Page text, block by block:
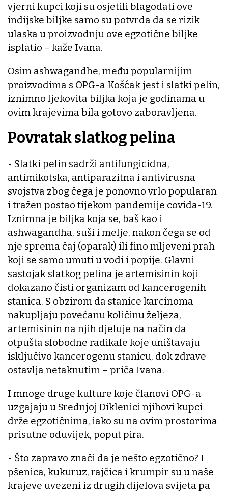
vjerni kupci koji su osjetili blagodati ove
indijske biljke samo su potvrda da se rizik
ulaska u proizvodnju ove egzotične biljke
isplatio – kaže Ivana.
Osim ashwagandhe, među popularnijim
proizvodima s OPG-a Košćak jest i slatki pelin,
iznimno ljekovita biljka koja je godinama u
ovim krajevima bila gotovo zaboravljena.
Povratak slatkog pelina
- Slatki pelin sadrži antifungicidna,
antimikotska, antiparazitna i antivirusna
svojstva zbog čega je ponovno vrlo popularan
i tražen postao tijekom pandemije covida-19.
Iznimna je biljka koja se, baš kao i
ashwagandha, suši i melje, nakon čega se od
nje sprema čaj (oparak) ili fino mljeveni prah
koji se samo umuti u vodi i popije. Glavni
sastojak slatkog pelina je artemisinin koji
dokazano čisti organizam od kancerogenih
stanica. S obzirom da stanice karcinoma
nakupljaju povećanu količinu željeza,
artemisinin na njih djeluje na način da
otpušta slobodne radikale koje uništavaju
isključivo kancerogenu stanicu, dok zdrave
ostavlja netaknutim – priča Ivana.
I mnoge druge kulture koje članovi OPG-a
uzgajaju u Srednjoj Diklenici njihovi kupci
drže egzotičnima, iako su na ovim prostorima
prisutne oduvijek, poput pira.
- Što zapravo znači da je nešto egzotično? I
pšenica, kukuruz, rajčica i krumpir su u naše
krajeve uvezeni iz drugih dijelova svijeta pa